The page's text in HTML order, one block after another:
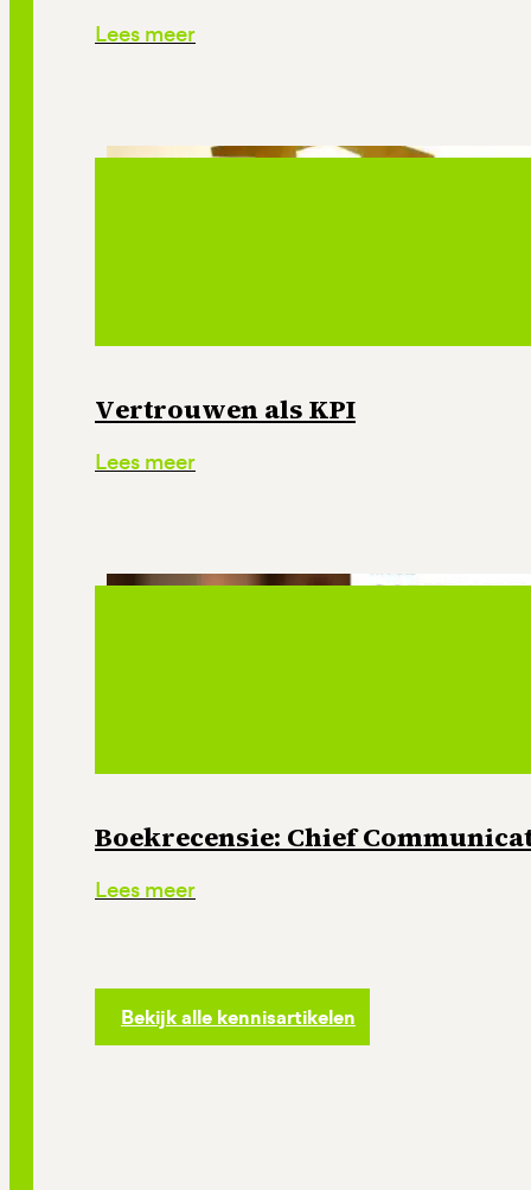
Lees meer
Vertrouwen als KPI
Lees meer
Boekrecensie: Chief
Lees meer
Bekijk alle kennisartikelen